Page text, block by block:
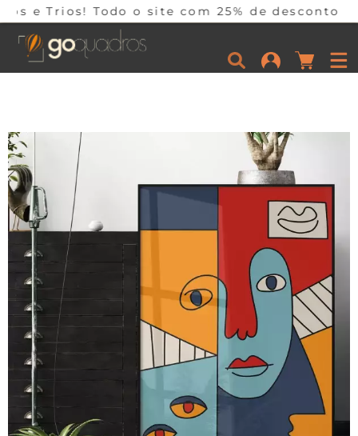
o site com 25% de desconto em 10x